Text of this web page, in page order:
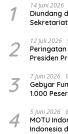
1 14 Juni 2026
Diundang
2 12 Juli 2026
Presiden
3 7 Juni 2026
Gebyar
1.000
4 5 Juni 2026
MOTU
Indonesia